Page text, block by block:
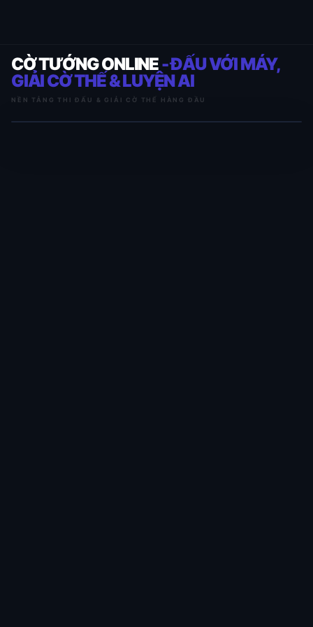
CỜ TƯỚNG ONLINE- ĐẤU VỚI MÁY,
GIẢI CỜ THẾ & LUYỆN AI
NỀN TẢNG THI ĐẤU & GIẢI CỜ THẾ HÀNG ĐẦU